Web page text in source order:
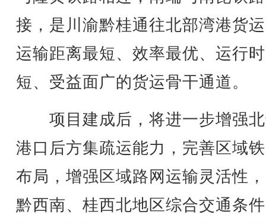
接，是川渝黔桂通往北部湾港货
运输距离最短、效率最优、运行
短、受益面广的货运骨干通道。
项目建成后，将进一步增强
港口后方集疏运能力，完善区域
布局，增强区域路网运输灵活性
黔西南、桂西北地区综合交通条